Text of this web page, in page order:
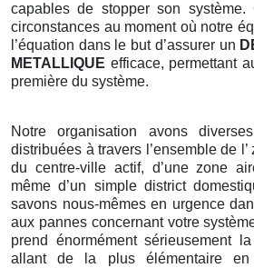
capables de stopper son système.
circonstances au moment où notre
l’équation dans le but d’assurer un
METALLIQUE efficace, permettant
première du système.
Notre organisation avons
distribuées à travers l’ensemble de
du centre-ville actif, d’une zone
même d’un simple district
savons nous-mêmes en urgence
aux pannes concernant votre
prend énormément sérieusement
allant de la plus élémentaire